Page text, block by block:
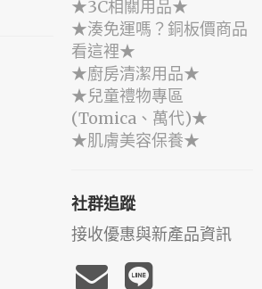
★3C相關用品★
★湊免運嗎？銅板價商品
看這裡★
★廚房清潔用品★
★兒童禮物專區
(Tomica、萬代)★
★肌膚美容保養★
社群追蹤
接收優惠與新產品資訊